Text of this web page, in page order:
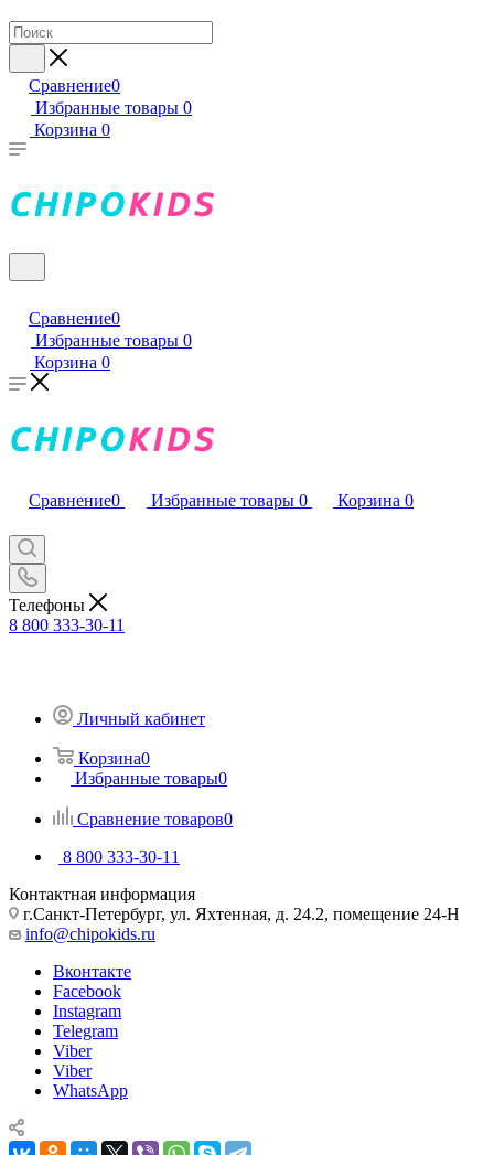
Сравнение0
Избранные товары 0
Корзина 0
Сравнение0
Избранные товары 0
Корзина 0
Сравнение0 Избранные товары 0 Корзина 0
Телефоны
8 800 333-30-11
Личный кабинет
Корзина0
Избранные товары0
Сравнение товаров0
8 800 333-30-11
Контактная информация
г.Санкт-Петербург, ул. Яхтенная, д. 24.2, помещение 24-Н
info@chipokids.ru
Вконтакте
Facebook
Instagram
Telegram
Viber
Viber
WhatsApp